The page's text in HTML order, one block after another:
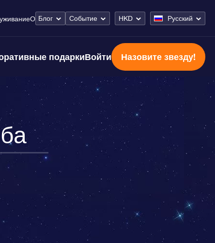
О Блог Событие HKD Русский
подаркиВойти Назовите звезду!